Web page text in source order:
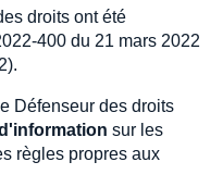
droits ont été
400 du 21 mars 2022
Défenseur des droits
sur les
règles propres aux